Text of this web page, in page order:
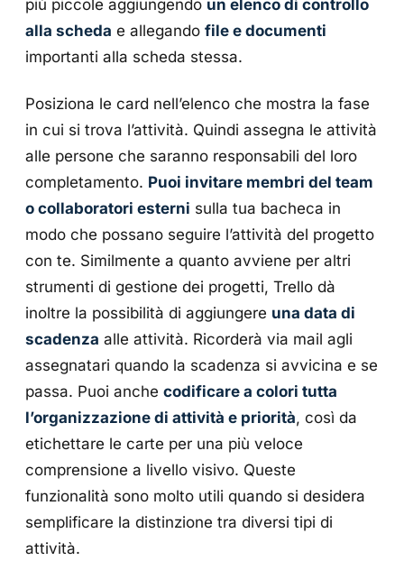
più piccole aggiungendo un elenco di controllo
alla scheda e allegando file e documenti
importanti alla scheda stessa.
Posiziona le card nell’elenco che mostra la fase
in cui si trova l’attività. Quindi assegna le attività
alle persone che saranno responsabili del loro
completamento. Puoi invitare membri del team
o collaboratori esterni sulla tua bacheca in
modo che possano seguire l’attività del progetto
con te. Similmente a quanto avviene per altri
strumenti di gestione dei progetti, Trello dà
inoltre la possibilità di aggiungere una data di
scadenza alle attività. Ricorderà via mail agli
assegnatari quando la scadenza si avvicina e se
passa. Puoi anche codificare a colori tutta
l’organizzazione di attività e priorità, così da
etichettare le carte per una più veloce
comprensione a livello visivo. Queste
funzionalità sono molto utili quando si desidera
semplificare la distinzione tra diversi tipi di
attività.